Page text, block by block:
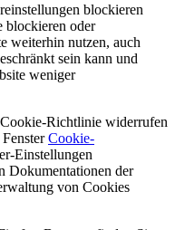
blockieren
blockieren oder
weiterhin nutzen, auch
sein kann und
weniger
Richtlinie widerrufen
Cookie-
Einstellungen
Dokumentationen der
von Cookies